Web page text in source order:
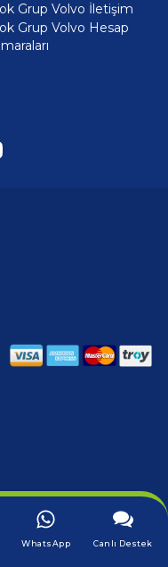
WhatsApp Canlı Destek
Grup Volvo İletişim
Grup Volvo Hesap
İle Hazırlanmıştır.